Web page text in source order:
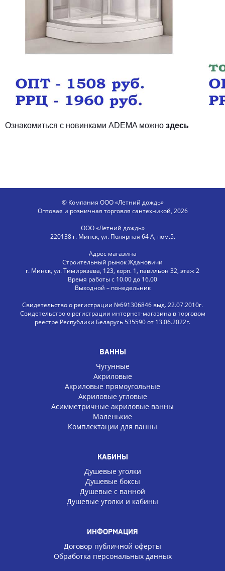
Ознакомиться с новинками ADEMA можно здесь
© Компания ООО «Летний дождь»
Оптовая и розничная торговля сантехникой, 2026
ООО «Летний дождь»
220138 г. Минск, ул. Полярная 64 А, пом.5.
Адрес магазина
Строительный рынок Ждановичи
г. Минск, ул. Тимирязева, 123, корп. 1, павильон 32, этаж 2
Время работы с 10.00 до 16.00
Выходной – понедельник
Свидетельство о регистрации №691306846 выд. 22.07.2010г.
Свидетельство о регистрации интернет-магазина в торговом
реестре Республики Беларусь 535590 от 13.06.2022г.
ВАННЫ
Чугунные
Акриловые
Акриловые прямоугольные
Акриловые угловые
Асимметричные акриловые ванны
Маленькие
Комплектации для ванны
КАБИНЫ
Душевые уголки
Душевые боксы
Душевые с ванной
Душевые уголки и кабины
ИНФОРМАЦИЯ
Договор публичной оферты
Обработка персональных данных